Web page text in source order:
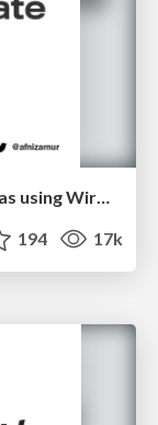
Easily Structure & Communicate Ideas using Wireframe
194 17k